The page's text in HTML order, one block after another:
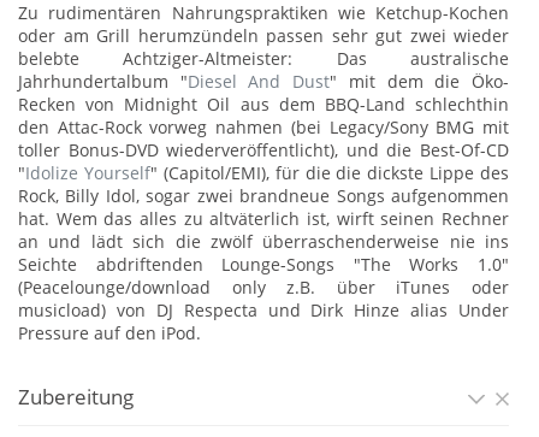
Zu rudimentären Nahrungspraktiken wie Ketchup-Kochen
oder am Grill herumzündeln passen sehr gut zwei wieder
belebte Achtziger-Altmeister: Das australische
Jahrhundertalbum "Diesel And Dust" mit dem die Öko-
Recken von Midnight Oil aus dem BBQ-Land schlechthin
den Attac-Rock vorweg nahmen (bei Legacy/Sony BMG mit
toller Bonus-DVD wiederveröffentlicht), und die Best-Of-CD
"Idolize Yourself" (Capitol/EMI), für die die dickste Lippe des
Rock, Billy Idol, sogar zwei brandneue Songs aufgenommen
hat. Wem das alles zu altväterlich ist, wirft seinen Rechner
an und lädt sich die zwölf überraschenderweise nie ins
Seichte abdriftenden Lounge-Songs "The Works 1.0"
(Peacelounge/download only z.B. über iTunes oder
musicload) von DJ Respecta und Dirk Hinze alias Under
Pressure auf den iPod.
Zubereitung